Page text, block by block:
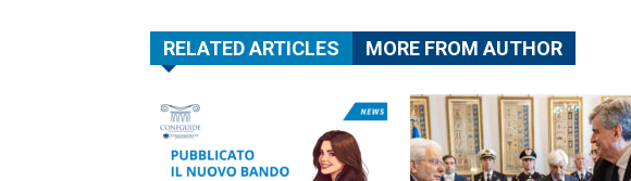
RELATED ARTICLES MORE FROM AUTHOR